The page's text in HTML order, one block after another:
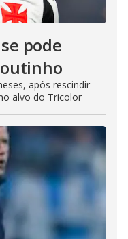
pode
após rescindir
alvo do Tricolor